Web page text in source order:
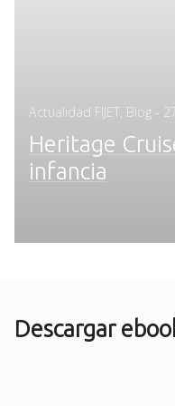
Actualidad FIJET Blog -
Heritage
infancia
Descargar